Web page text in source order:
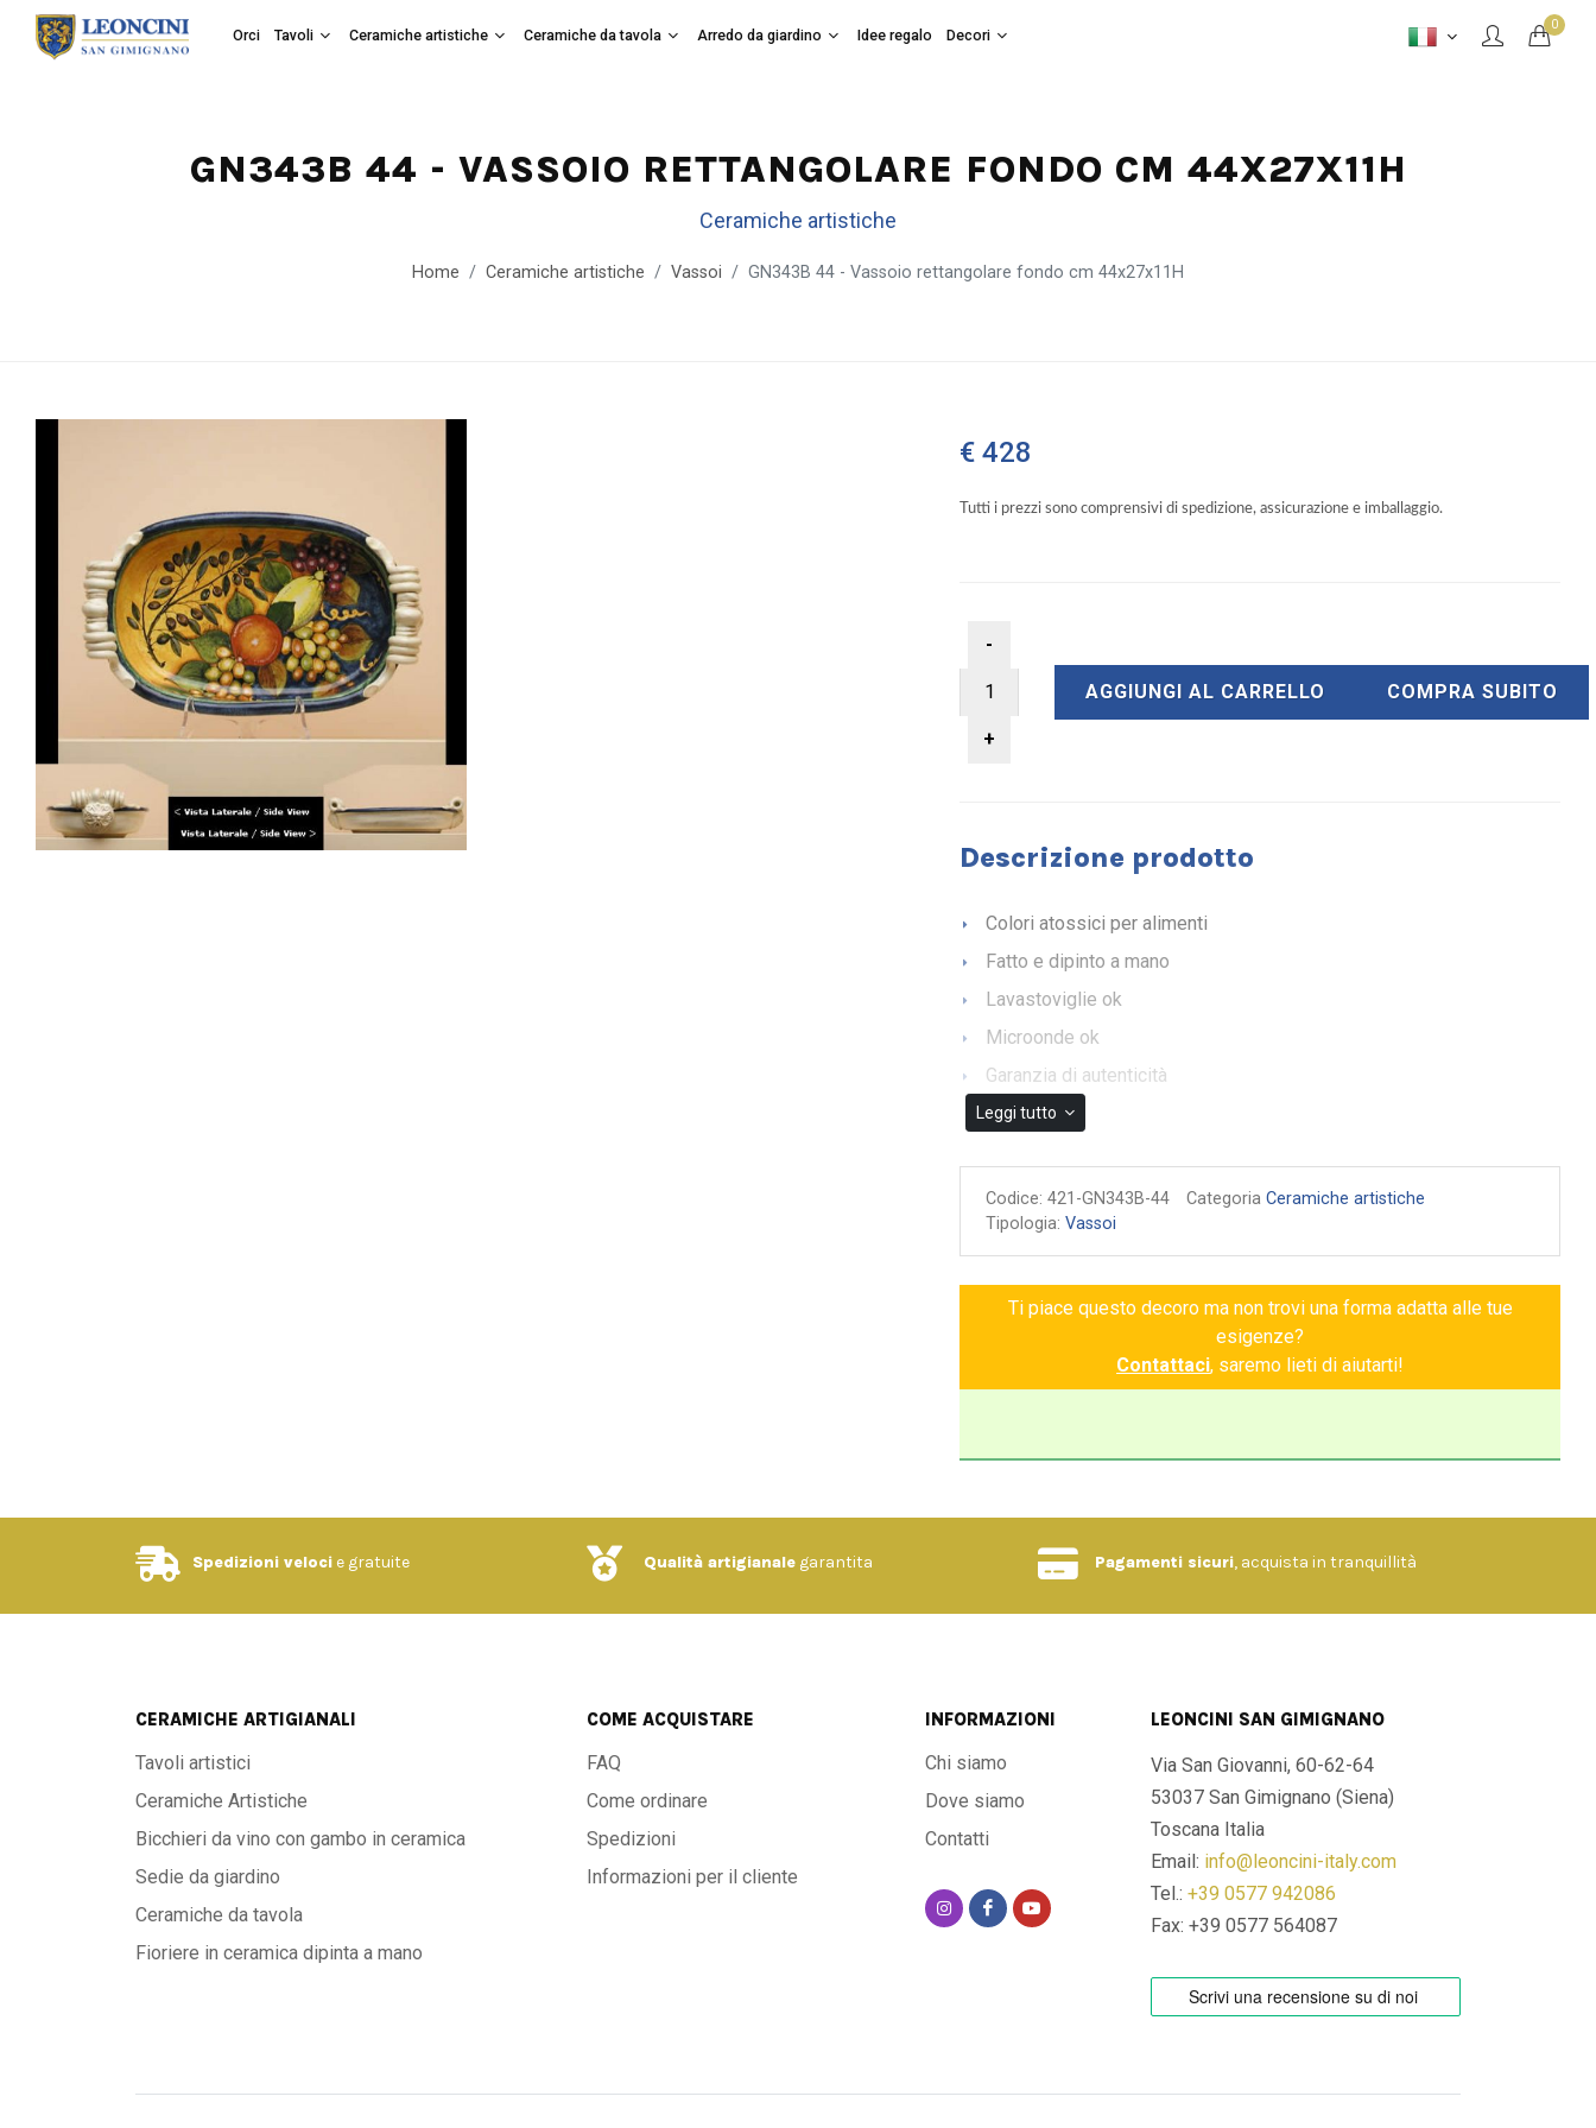
0
Orci Tavoli Ceramiche artistiche Ceramiche da tavola Arredo da giardino Idee regalo Decori
GN343B 44 - VASSOIO RETTANGOLARE FONDO CM 44X27X11H
Ceramiche artistiche
Home Ceramiche artistiche Vassoi GN343B 44 - Vassoio rettangolare fondo cm 44x27x11H
€ 428
Tutti i prezzi sono comprensivi di spedizione, assicurazione e imballaggio.
AGGIUNGI AL CARRELLO COMPRA SUBITO
Descrizione prodotto
Colori atossici per alimenti
Fatto e dipinto a mano
Lavastoviglie ok
Microonde ok
Garanzia di autenticità
Leggi tutto
Codice:421-GN343B-44 CategoriaCeramiche artistiche
Tipologia:Vassoi
Ti piace questo decoro ma non trovi una forma adatta alle tue
esigenze?
Contattaci, saremo lieti di aiutarti!
Spedizioni veloci e gratuite Qualità artigianale garantita Pagamenti sicuri, acquista in tranquillità
CERAMICHE ARTIGIANALI
Tavoli artistici
Ceramiche Artistiche
Bicchieri da vino con gambo in ceramica
Sedie da giardino
Ceramiche da tavola
Fioriere in ceramica dipinta a mano
COME ACQUISTARE
FAQ
Come ordinare
Spedizioni
Informazioni per il cliente
INFORMAZIONI
Chi siamo
Dove siamo
Contatti
LEONCINI SAN GIMIGNANO
Via San Giovanni, 60-62-64
53037 San Gimignano (Siena)
Toscana Italia
Email: info@leoncini-italy.com
Tel.: +39 0577 942086
Fax: +39 0577 564087